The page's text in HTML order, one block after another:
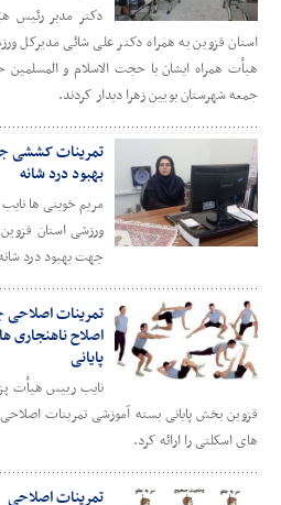
دکتر مدبر رئیس
استان قزوین به همراه دکتر علی شائی مدیرکل
هیأت همراه ایشان با حجت الاسلام و المسلمین
جمعه شهرستان بویین زهرا دیدار کردند.
تمرینات کششی
بهبود درد شانه
مریم خوینی ها
ورزشی استان
جهت بهبود درد
تمرینات
اصلاح
پایانی
نایب رییس هیأت
قزوین بخش پایانی بسته آموزشی تمرینات
های اسکلتی را ارائه کرد.
تمرینات اصلاحی